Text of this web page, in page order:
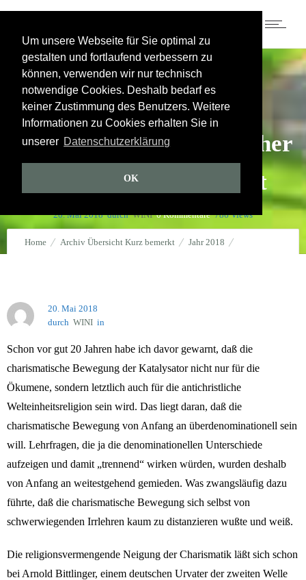
Um unsere Webseite für Sie optimal zu
gestalten und fortlaufend verbessern zu
können, verwenden wir nur technisch
notwendige Cookies. Deshalb bedarf es
keiner Zustimmung des Benutzers. Weitere
Informationen zu Cookies erhalten Sie in
unserer Datenschutzerklärung
OK
Johannes Hartl –
katholisch-charismatischer
Verführer der Endzeit
20. Mai 2018 durch WINI 0Kommentare 786 Views
Home Archiv Übersicht Kurz bemerkt Jahr 2018
20. Mai 2018
durch WINI in
Schon vor gut 20 Jahren habe ich davor gewarnt, daß die
charismatische Bewegung der Katalysator nicht nur für die
Ökumene, sondern letztlich auch für die antichristliche
Welteinheitsreligion sein wird. Das liegt daran, daß die
charismatische Bewegung von Anfang an überdenominationell sein
will. Lehrfragen, die ja die denominationellen Unterschiede
aufzeigen und damit „trennend“ wirken würden, wurden deshalb
von Anfang an weitestgehend gemieden. Was zwangsläufig dazu
führte, daß die charismatische Bewegung sich selbst von
schwerwiegenden Irrlehren kaum zu distanzieren wußte und weiß.
Die religionsvermengende Neigung der Charismatik läßt sich schon
bei Arnold Bittlinger, einem deutschen Urvater der zweiten Welle